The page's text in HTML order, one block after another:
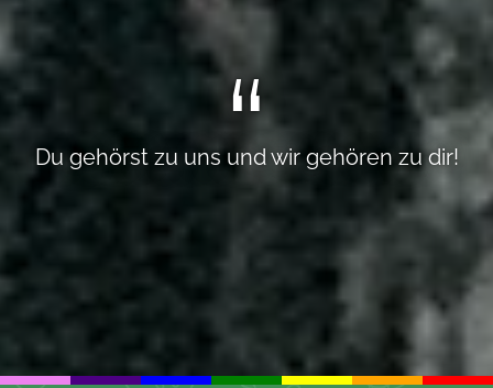
Du gehörst zu uns und wir gehören zu dir!